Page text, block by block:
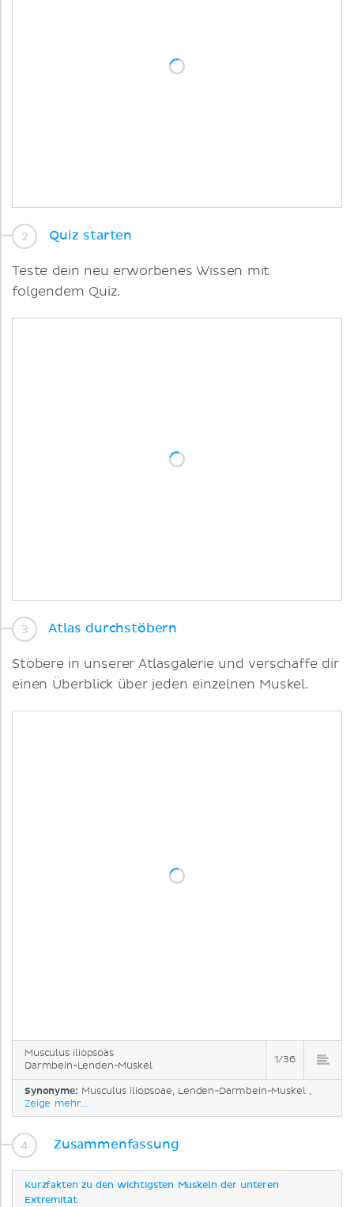
Quiz starten
Teste dein neu erworbenes Wissen mit
folgendem Quiz.
Atlas durchstöbern
Stöbere in unserer Atlasgalerie und verschaffe dir
einen Überblick über jeden einzelnen Muskel.
Musculus iliopsoas
Darmbein-Lenden-Muskel
1/36
Synonyme: Musculus iliopsoae, Lenden-Darmbein-Muskel ,
Zeige mehr...
Zusammenfassung
Kurzfakten zu den wichtigsten Muskeln der unteren
Extremität